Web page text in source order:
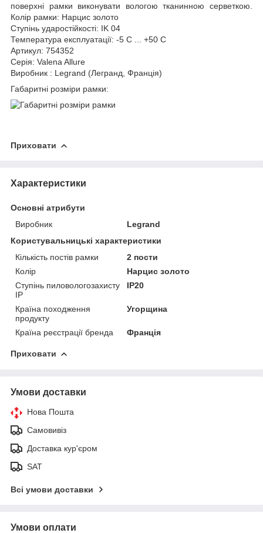
поверхні рамки виконувати вологою тканинною серветкою.
Колір рамки: Нарцис золото
Ступінь ударостійкості: IK 04
Температура експлуатації: -5 C ... +50 C
Артикул: 754352
Серія: Valena Allure
Виробник : Legrand (Легранд, Франція)
Габаритні розміри рамки:
Приховати
Характеристики
Основні атрибути
Виробник
Legrand
Користувальницькі характеристики
Кількість постів рамки
2 пости
Колір
Нарцис золото
Ступінь пиловологозахисту
IP
IP20
Країна походження
продукту
Угорщина
Країна реєстрації бренда Франція
Приховати
Умови доставки
Нова Пошта
Самовивіз
Доставка кур'єром
SAT
Всі умови доставки
Умови оплати